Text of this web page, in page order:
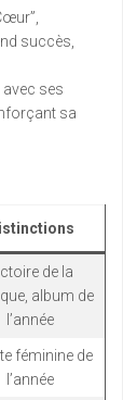
succès,
avec ses
sa
de la
album de
l’année
féminine de
l’année